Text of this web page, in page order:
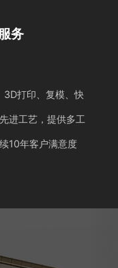
务
3D打印、复模、快
进工艺，提供多工
10年客户满意度